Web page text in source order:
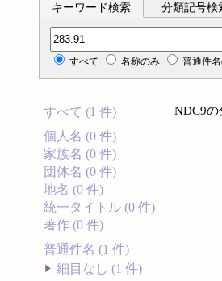
キーワード検索 分類記号検
分類記号検索
すべて 名称のみ 普通件
すべて (1 件)
個人名 (0 件)
家族名 (0 件)
団体名 (0 件)
地名 (0 件)
統一タイトル (0 件)
著作 (0 件)
普通件名 (1 件)
細目なし (1 件)
NDC9